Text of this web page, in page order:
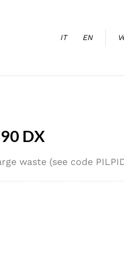
IT EN
DX
waste (see code